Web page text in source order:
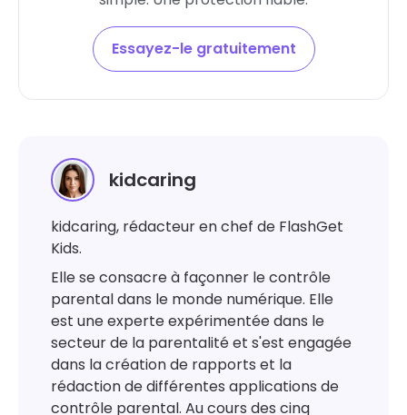
Essayez-le gratuitement
kidcaring
kidcaring, rédacteur en chef de FlashGet
Kids.
Elle se consacre à façonner le contrôle
parental dans le monde numérique. Elle
est une experte expérimentée dans le
secteur de la parentalité et s'est engagée
dans la création de rapports et la
rédaction de différentes applications de
contrôle parental. Au cours des cinq